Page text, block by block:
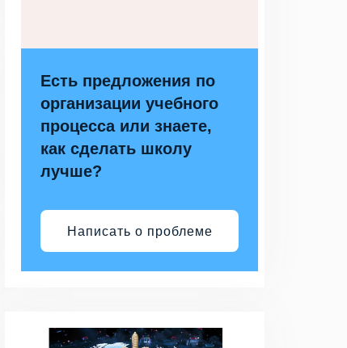
Есть предложения по
организации учебного
процесса или знаете,
как сделать школу
лучше?
Написать о проблеме